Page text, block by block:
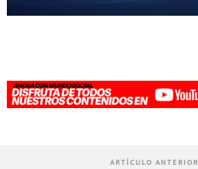
ARTÍCULO ANTERIOR